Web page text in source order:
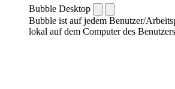
Bubble Desktop
Bubble ist auf jedem Benutzer/
lokal auf dem Computer des